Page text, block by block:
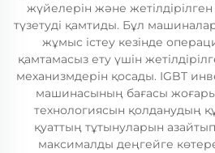
жүйелерін және
түзетуді қамтиды. Бұл
жұмыс істеу кезінде
қамтамасыз ету үшін
механизмдерін қосады. IGBT
машинасының бағасы жоғары
технологиясын қолданудың
қуаттың тұтынуларын
максималды деңгейге